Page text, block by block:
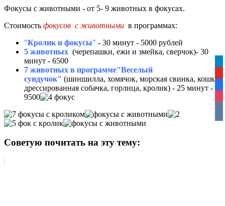
Фокусы с животными - от 5- 9 животных в фокусах.
Стоимость фокусов с животными в программах:
"Кролик и фокусы" - 30 минут - 5000 рублей
5 животных (черепашки, ежи и змейка, сверчок)- 30
минут - 6500
7 животных в программе"Веселый
сундучок" (шиншилла, хомячок, морская свинка, кошка,
дрессированная собачка, горлица, кролик) - 25 минут -
9500
Советую почитать на эту тему: